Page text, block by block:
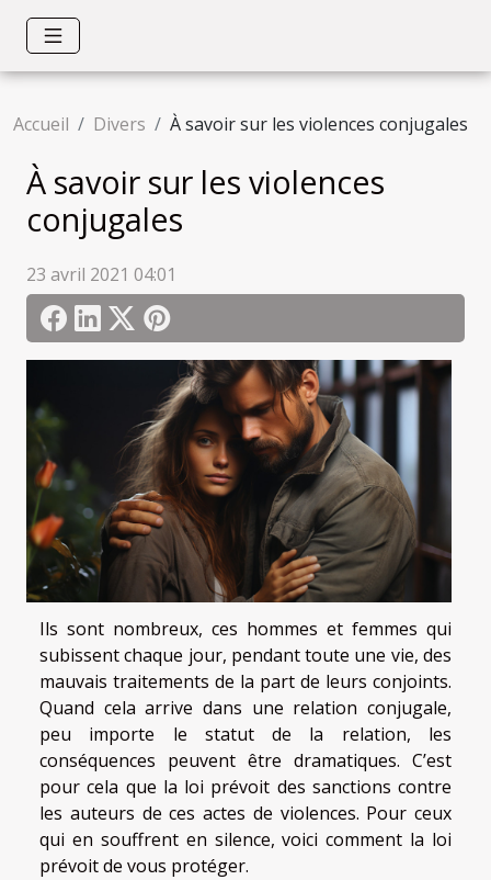
Accueil Divers À savoir sur les violences conjugales
À savoir sur les violences
conjugales
23 avril 2021 04:01
Ils sont nombreux, ces hommes et femmes qui
subissent chaque jour, pendant toute une vie, des
mauvais traitements de la part de leurs conjoints.
Quand cela arrive dans une relation conjugale,
peu importe le statut de la relation, les
conséquences peuvent être dramatiques. C’est
pour cela que la loi prévoit des sanctions contre
les auteurs de ces actes de violences. Pour ceux
qui en souffrent en silence, voici comment la loi
prévoit de vous protéger.